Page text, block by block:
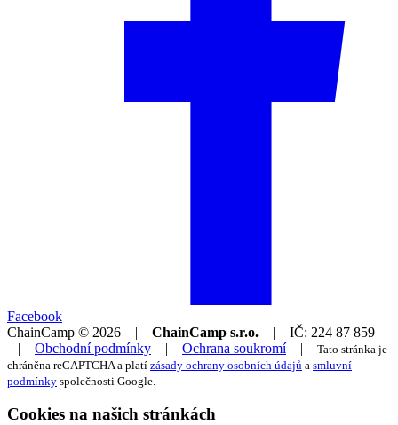
Facebook
ChainCamp © 2026
| ChainCamp s.r.o. |
IČ: 224 87 859
|
Obchodní podmínky | Ochrana soukromí |
Tato stránka je
chráněna reCAPTCHA a platí zásady ochrany osobních údajů a smluvní
podmínky společnosti Google.
Cookies na našich stránkách